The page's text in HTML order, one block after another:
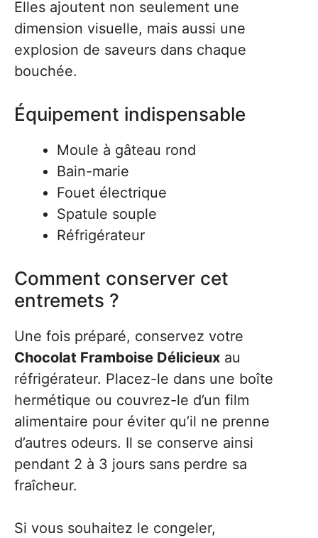
Elles ajoutent non seulement une
dimension visuelle, mais aussi une
explosion de saveurs dans chaque
bouchée.
Équipement indispensable
Moule à gâteau rond
Bain-marie
Fouet électrique
Spatule souple
Réfrigérateur
Comment conserver cet
entremets ?
Une fois préparé, conservez votre
Chocolat Framboise Délicieux au
réfrigérateur. Placez-le dans une boîte
hermétique ou couvrez-le d’un film
alimentaire pour éviter qu’il ne prenne
d’autres odeurs. Il se conserve ainsi
pendant 2 à 3 jours sans perdre sa
fraîcheur.
Si vous souhaitez le congeler,